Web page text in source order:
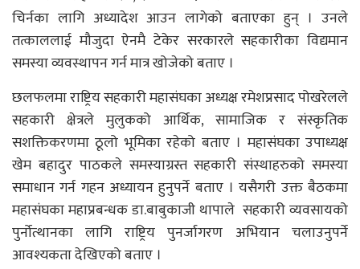
चिर्नका लागि अध्यादेश आउन लागेको बताएका हुन् । उनले
तत्काललाई मौजुदा ऐनमै टेकेर सरकारले सहकारीका विद्यमान
समस्या व्यवस्थापन गर्न मात्र खोजेको बताए ।
छलफलमा राष्ट्रिय सहकारी महासंघका अध्यक्ष रमेशप्रसाद पोखरेलले
सहकारी क्षेत्रले मुलुकको आर्थिक, सामाजिक र संस्कृतिक
सशक्तिकरणमा ठूलो भूमिका रहेको बताए । महासंघका उपाध्यक्ष
खेम बहादुर पाठकले समस्याग्रस्त सहकारी संस्थाहरुको समस्या
समाधान गर्न गहन अध्यायन हुनुपर्ने बताए । यसैगरी उक्त बैठकमा
महासंघका महाप्रबन्धक डा.बाबुकाजी थापाले सहकारी व्यवसायको
पुर्नोत्थानका लागि राष्ट्रिय पुनर्जागरण अभियान चलाउनुपर्ने
आवश्यकता देखिएको बताए ।